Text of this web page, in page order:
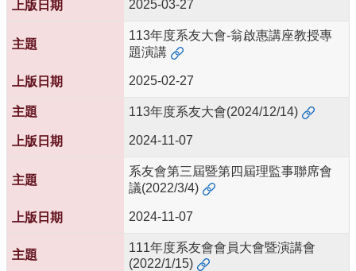
中
心
捐
專
區
首
臺
首
2025-03-27
113年度系友大會-翁啟惠講座教授專
題演講
2025-02-27
113年度系友大會(2024/12/14)
2024-11-07
系友會第三屆暨第四屆理監事聯席會
議(2022/3/4)
2024-11-07
111年度系友會會員大會暨演講會
(2022/1/15)